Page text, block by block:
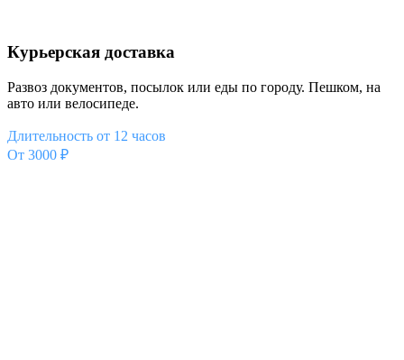
Курьерская доставка
Развоз документов, посылок или еды по городу. Пешком, на
авто или велосипеде.
Длительность от 12 часов
От 3000 ₽